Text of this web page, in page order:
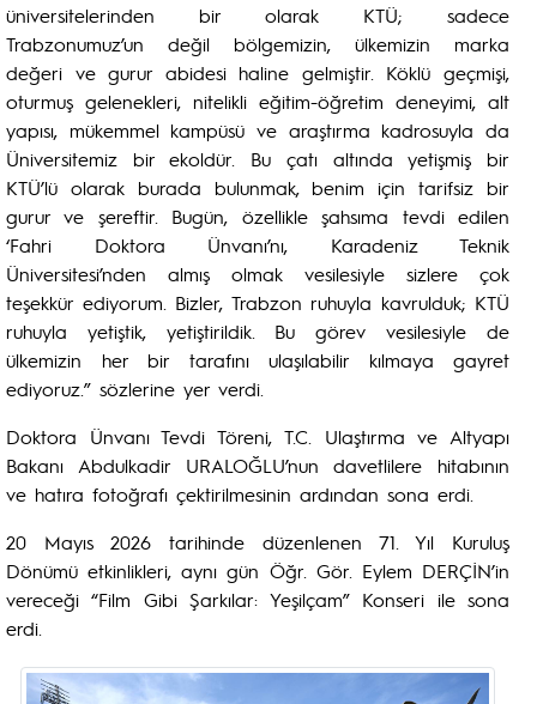
üniversitelerinden bir olarak KTÜ; sadece
Trabzonumuz’un değil bölgemizin, ülkemizin marka
değeri ve gurur abidesi haline gelmiştir. Köklü geçmişi,
oturmuş gelenekleri, nitelikli eğitim-öğretim deneyimi, alt
yapısı, mükemmel kampüsü ve araştırma kadrosuyla da
Üniversitemiz bir ekoldür. Bu çatı altında yetişmiş bir
KTÜ’lü olarak burada bulunmak, benim için tarifsiz bir
gurur ve şereftir. Bugün, özellikle şahsıma tevdi edilen
‘Fahri Doktora Ünvanı’nı, Karadeniz Teknik
Üniversitesi’nden almış olmak vesilesiyle sizlere çok
teşekkür ediyorum. Bizler, Trabzon ruhuyla kavrulduk; KTÜ
ruhuyla yetiştik, yetiştirildik. Bu görev vesilesiyle de
ülkemizin her bir tarafını ulaşılabilir kılmaya gayret
ediyoruz.” sözlerine yer verdi.
Doktora Ünvanı Tevdi Töreni, T.C. Ulaştırma ve Altyapı
Bakanı Abdulkadir URALOĞLU’nun davetlilere hitabının
ve hatıra fotoğrafı çektirilmesinin ardından sona erdi.
20 Mayıs 2026 tarihinde düzenlenen 71. Yıl Kuruluş
Dönümü etkinlikleri, aynı gün Öğr. Gör. Eylem DERÇİN’in
vereceği “Film Gibi Şarkılar: Yeşilçam” Konseri ile sona
erdi.